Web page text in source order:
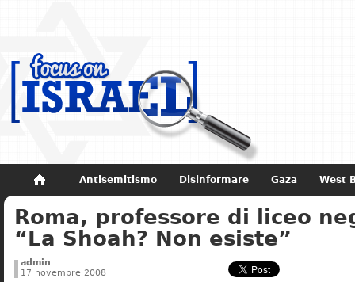
Antisemitismo Disinformare Gaza West
Non dimenticare Storia di Israele
Roma, professore di liceo
“La Shoah? Non esiste”
admin
17 novembre 2008